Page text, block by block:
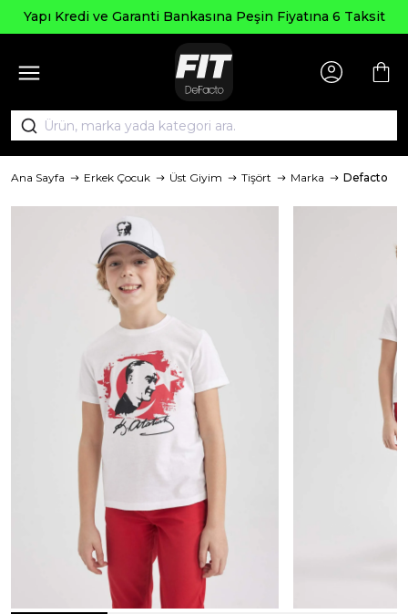
Kredi ve Garanti Bankasına Peşin Fiyatına 6 Taksit
Ana Sayfa Erkek Çocuk Üst Giyim Tişört Marka Defacto